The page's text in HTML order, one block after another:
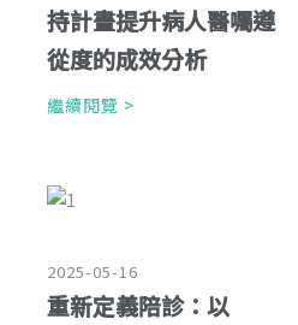
持計畫提升病人醫囑遵
從度的成效分析
繼續閱覽 >
2025-05-16
重新定義陪診：以